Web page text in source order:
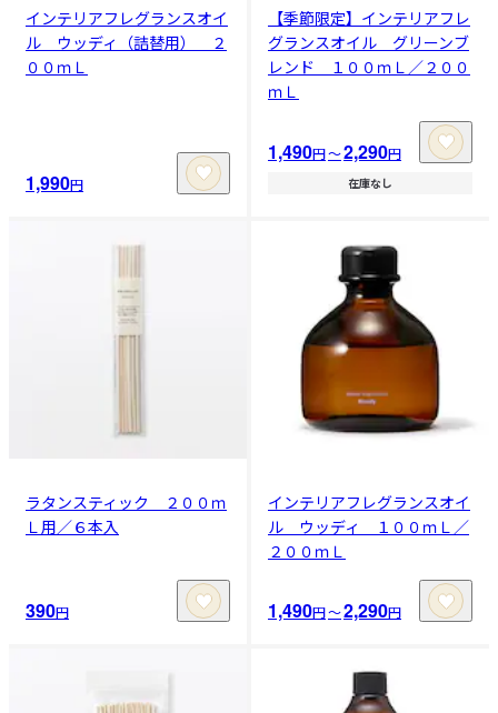
インテリアフレグランスオイ
ル ウッディ（詰替用） ２
００ｍＬ
1,990円
【季節限定】インテリアフレ
グランスオイル グリーンブ
レンド １００ｍＬ／２００
ｍＬ
1,490円〜2,290円
在庫なし
ラタンスティック ２００ｍ
Ｌ用／６本入
390円
インテリアフレグランスオイ
ル ウッディ １００ｍＬ／
２００ｍＬ
1,490円〜2,290円